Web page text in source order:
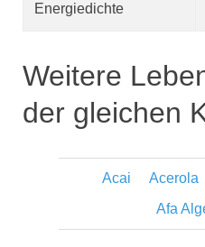
Energiedichte
Weitere
der gleichen
Acai Acerola
Afa